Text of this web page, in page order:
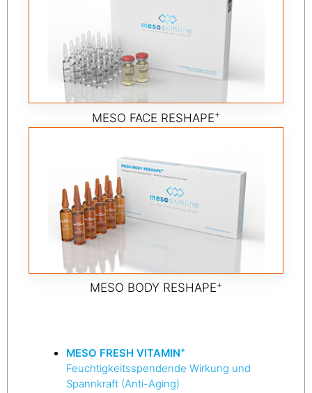
MESO FACE RESHAPE+
MESO BODY RESHAPE+
MESO FRESH VITAMIN+
Feuchtigkeitsspendende Wirkung und
Spannkraft (Anti-Aging)